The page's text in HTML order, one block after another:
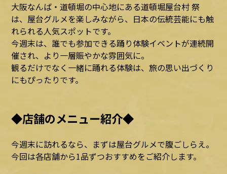
大阪なんば・道頓堀の中心地にある道頓堀屋台村 祭
は、屋台グルメを楽しみながら、日本の伝統芸能にも触
れられる人気スポットです。
今週末は、誰でも参加できる踊り体験イベントが連続開
催され、より一層賑やかな雰囲気に。
観るだけでなく一緒に踊れる体験は、旅の思い出づくり
にもぴったりです。
◆店舗のメニュー紹介◆
今週末に訪れるなら、まずは屋台グルメで腹ごしらえ。
今回は各店舗から1品ずつおすすめをご紹介します。